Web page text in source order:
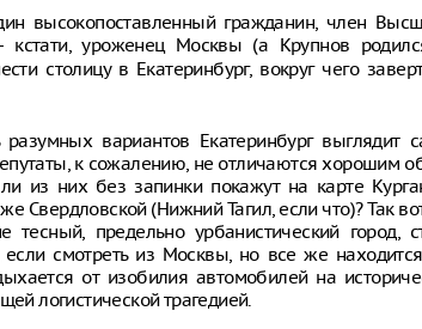
высокопоставленный гражданин, член
кстати, уроженец Москвы (а Крупнов
столицу в Екатеринбург, вокруг чего
вариантов Екатеринбург
к сожалению, не отличаются хорошим
из них без запинки покажут на карте
Свердловской (Нижний Тагил, если что)? Так
тесный, предельно урбанистический город,
смотреть из Москвы, но все же
от изобилия автомобилей на
логистической трагедией.